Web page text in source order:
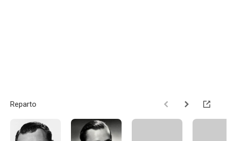
Reparto